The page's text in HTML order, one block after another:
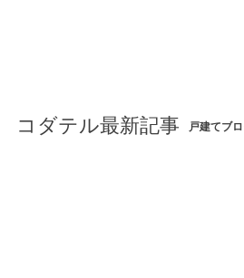
コダテル最新記事 戸建てブ